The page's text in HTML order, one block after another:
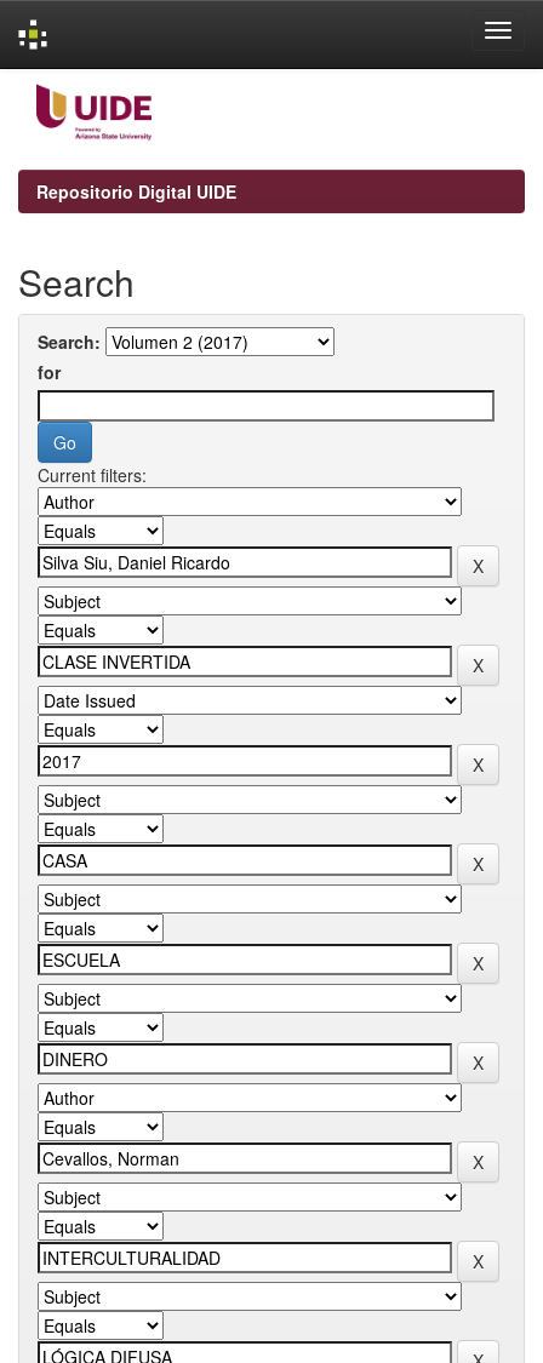
navigation
Repositorio Digital UIDE
Search
Search:
for
Current filters: